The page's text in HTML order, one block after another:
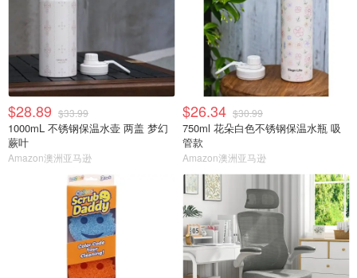
$28.89 $33.99
1000mL 不锈钢保温水壶 两盖 梦幻
蕨叶
Amazon澳洲亚马逊
$26.34 $30.99
750ml 花朵白色不锈钢保温水瓶 吸
管款
Amazon澳洲亚马逊